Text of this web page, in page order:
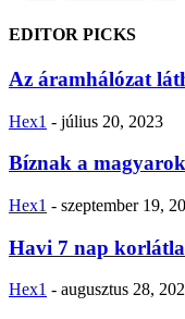
EDITOR PICKS
Az áramhálózat
Hex1 - július 20, 2023
Bíznak a magyarok
Hex1 - szeptember 19,
Havi 7 nap
Hex1 - augusztus 28,